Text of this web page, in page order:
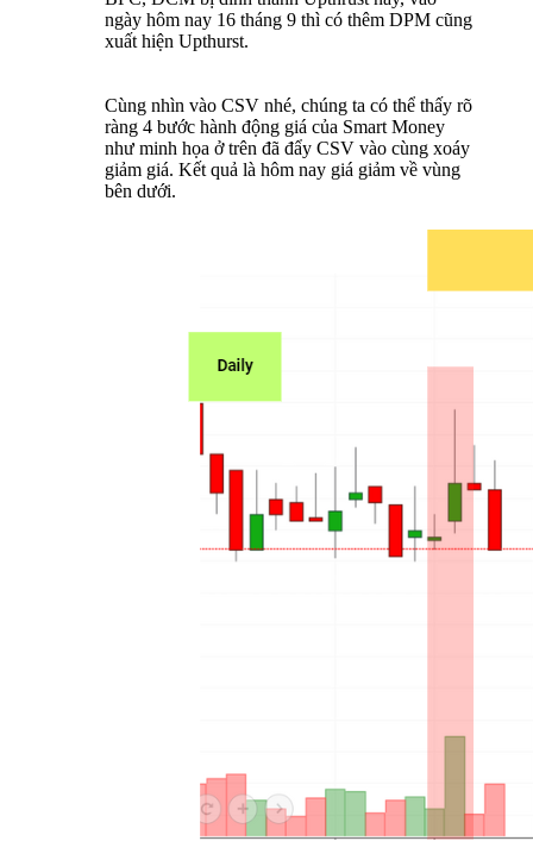
ngày hôm nay 16 tháng 9 thì có thêm DPM cũng
xuất hiện Upthurst.
Cùng nhìn vào CSV nhé, chúng ta có thể thấy rõ
ràng 4 bước hành động giá của Smart Money
như minh họa ở trên đã đẩy CSV vào cùng xoáy
giảm giá. Kết quả là hôm nay giá giảm về vùng
bên dưới.